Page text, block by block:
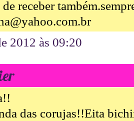
de receber
2012 às 09:20
das corujas!!Eita